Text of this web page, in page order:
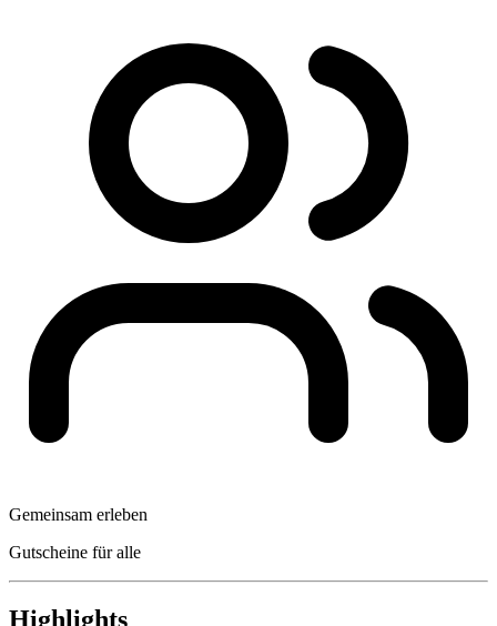
Gemeinsam erleben
Gutscheine für alle
Highlights